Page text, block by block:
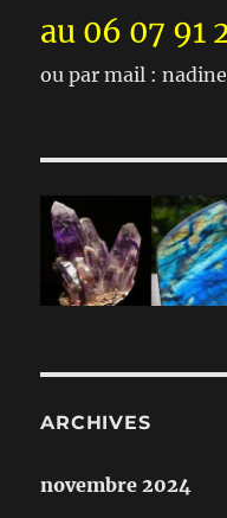
au 06 07 91
ou par mail :
ARCHIVES
novembre 2024